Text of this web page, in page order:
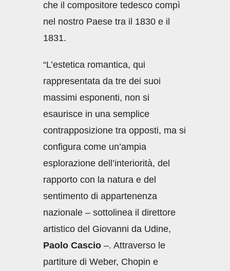
che il compositore tedesco compì
nel nostro Paese tra il 1830 e il
1831.
“L’estetica romantica, qui
rappresentata da tre dei suoi
massimi esponenti, non si
esaurisce in una semplice
contrapposizione tra opposti, ma si
configura come un’ampia
esplorazione dell’interiorità, del
rapporto con la natura e del
sentimento di appartenenza
nazionale – sottolinea il direttore
artistico del Giovanni da Udine,
Paolo Cascio –. Attraverso le
partiture di Weber, Chopin e